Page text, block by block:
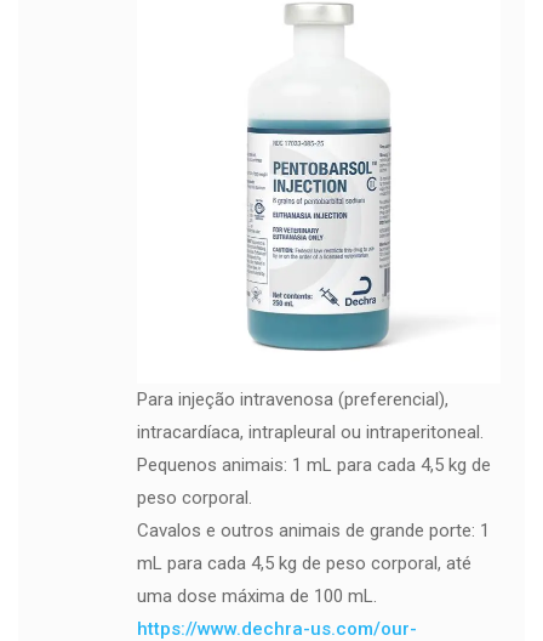
Para injeção intravenosa (preferencial),
intracardíaca, intrapleural ou intraperitoneal.
Pequenos animais: 1 mL para cada 4,5 kg de
peso corporal.
Cavalos e outros animais de grande porte: 1
mL para cada 4,5 kg de peso corporal, até
uma dose máxima de 100 mL.
https://www.dechra-us.com/our-